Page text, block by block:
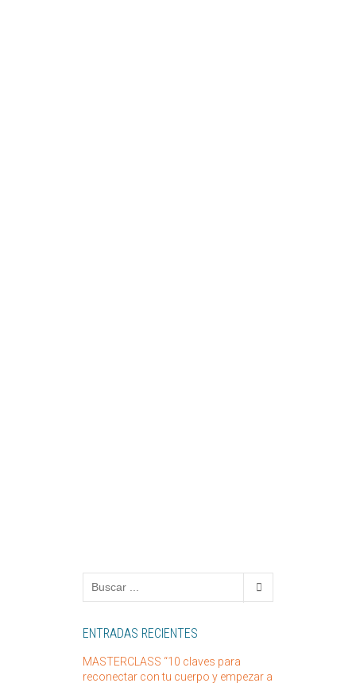
ENTRADAS RECIENTES
MASTERCLASS “10 claves para
reconectar con tu cuerpo y empezar a